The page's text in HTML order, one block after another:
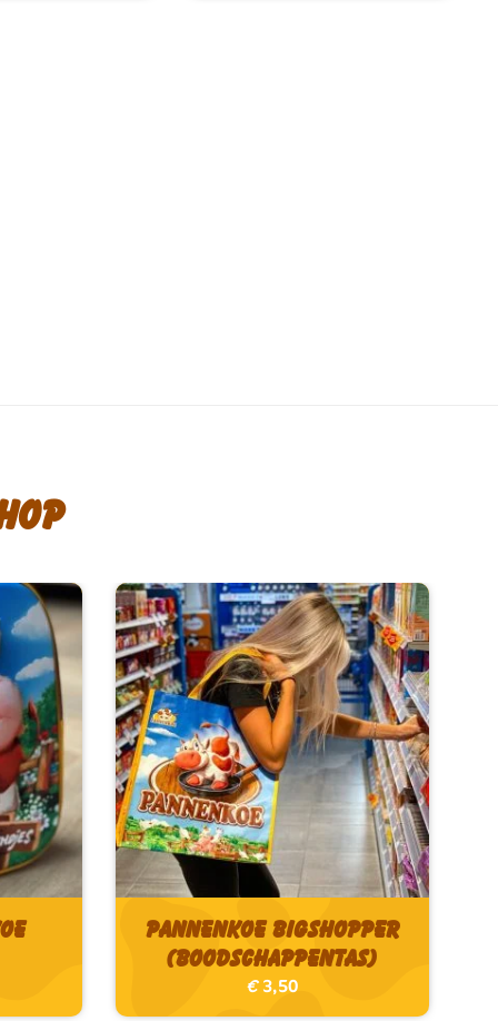
Pannenkoe Bigshopper
(boodschappentas)
€3,50